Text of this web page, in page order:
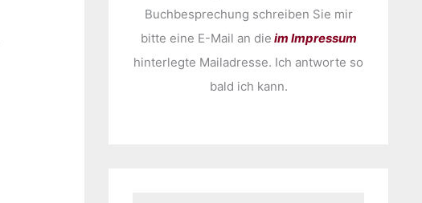
Buchbesprechung schreiben Sie mir
bitte eine E-Mail an die im Impressum
hinterlegte Mailadresse. Ich antworte so
bald ich kann.